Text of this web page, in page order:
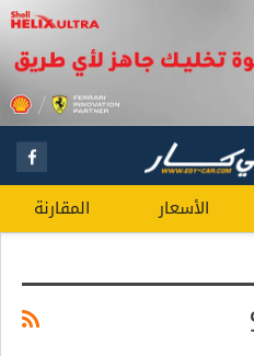
الأسعار المقارنة